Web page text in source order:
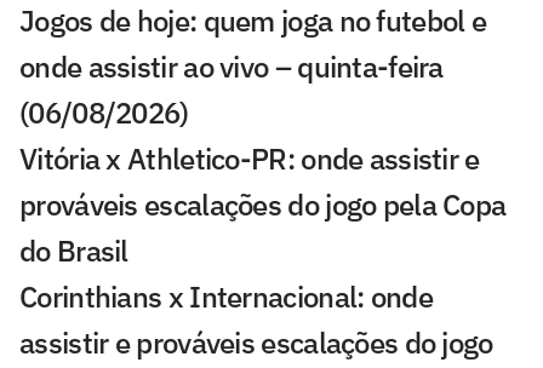
Jogos de hoje: quem joga no futebol e
onde assistir ao vivo – quinta-feira
(06/08/2026)
Vitória x Athletico-PR: onde assistir e
prováveis escalações do jogo pela Copa
do Brasil
Corinthians x Internacional: onde
assistir e prováveis escalações do jogo